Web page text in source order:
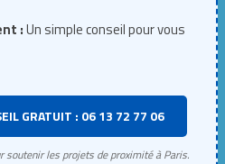
:Un simple conseil pour vous
GRATUIT : 06 13 72 77 06
soutenir les projets de proximité à Paris.